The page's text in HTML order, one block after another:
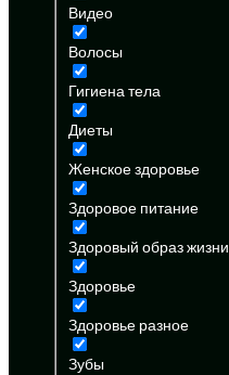
Видео
Волосы
Гигиена тела
Диеты
Женское здоровье
Здоровое питание
Здоровый образ жизни
Здоровье
Здоровье разное
Зубы